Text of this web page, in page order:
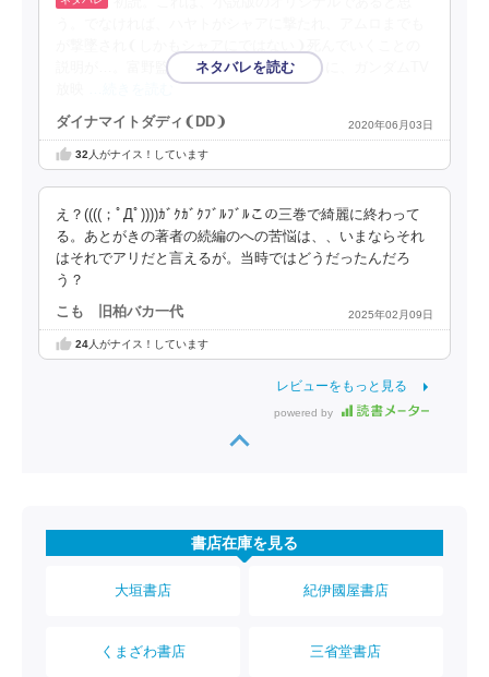
説明が…。富野監督のあとがきから察するに、ガンダムTV
ダイナマイトダディ❨DD❩ 2020年06月03日
32 人がナイス！しています
え？((((；ﾟДﾟ))))ｶﾞｸｶﾞｸﾌﾞﾙﾌﾞﾙこの三巻で綺麗に終わって
る。あとがきの著者の続編のへの苦悩は、、いまならそれ
はそれでアリだと言えるが。当時ではどうだったんだろ
う？
こも 旧柏バカ一代 2025年02月09日
24人がナイス！しています
レビューをもっと見る
powered by
書店在庫を見る
大垣書店 紀伊國屋書店
くまざわ書店 三省堂書店